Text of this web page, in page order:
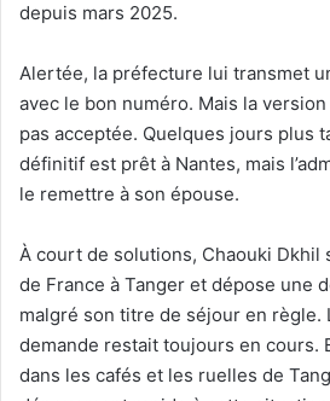
depuis mars 2025.
Alertée, la préfecture lui transmet
avec le bon numéro. Mais la
pas acceptée. Quelques jours plus
définitif est prêt à Nantes, mais
le remettre à son épouse.
À court de solutions, Chaouki Dkhil
de France à Tanger et dépose une
malgré son titre de séjour en règle.
demande restait toujours en cours.
dans les cafés et les ruelles de